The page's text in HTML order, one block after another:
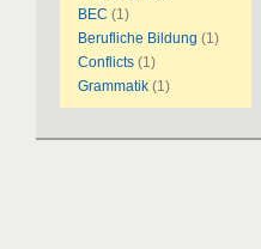
BEC (1)
Berufliche Bildung (1)
Conflicts (1)
Grammatik (1)